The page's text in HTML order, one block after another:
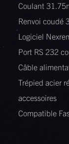
Coulant
Renvoi coudé
Logiciel
Port RS 232
Câble
Trépied acier
accessoires
Compatible